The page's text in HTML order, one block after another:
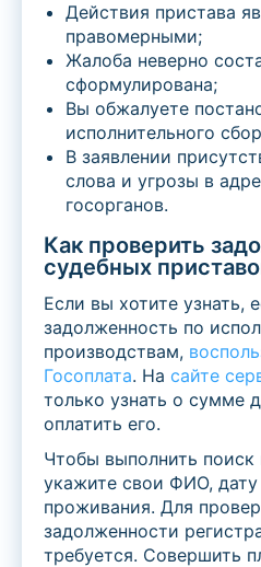
Действия пристава
правомерными;
Жалоба неверно
сформулирована;
Вы обжалуете
исполнительного
В заявлении
слова и угрозы в
госорганов.
Как проверить
судебных
Если вы хотите узнать,
задолженность по
производствам,
Госоплата. На сайте
только узнать о сумме
оплатить его.
Чтобы выполнить
укажите свои ФИО,
проживания. Для
задолженности
требуется. Совершить